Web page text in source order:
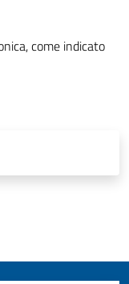
come indicato